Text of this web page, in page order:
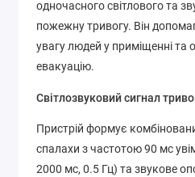
одночасного світлового та
пожежну тривогу. Він
увагу людей у приміщенні та
евакуацію.
Світлозвуковий сигнал
Пристрій формує
спалахи з частотою 90 мс
2000 мс, 0.5 Гц) та звукове